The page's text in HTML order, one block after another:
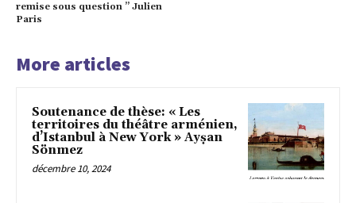
remise sous question ” Julien
Paris
More articles
Soutenance de thèse: « Les
territoires du théâtre arménien,
d’Istanbul à New York » Ayṣan
Sönmez
décembre 10, 2024